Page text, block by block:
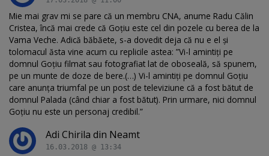
Mie mai grav mi se pare că un membru CNA, anume Radu Călin
Cristea, încă mai crede că Goțiu este cel din pozele cu berea de la
Vama Veche. Adică băbăete, s-a dovedit deja că nu e el și
tolomacul ăsta vine acum cu replicile astea: ”Vi-l amintiți pe
domnul Goțiu filmat sau fotografiat lat de oboseală, să spunem,
pe un munte de doze de bere.(…) Vi-l amintiți pe domnul Goțiu
care anunța triumfal pe un post de televiziune că a fost bătut de
domnul Palada (când chiar a fost bătut). Prin urmare, nici domnul
Goțiu nu este un personaj credibil.”
Adi Chirila din Neamt
16.03.2018 @ 13:34